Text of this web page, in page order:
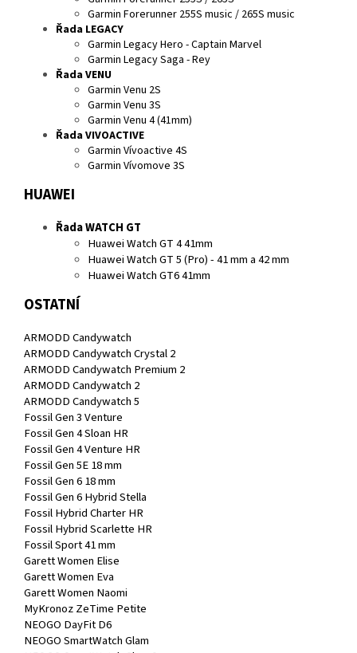
Garmin Forerunner 255S music / 265S music
Řada LEGACY
Garmin Legacy Hero - Captain Marvel
Garmin Legacy Saga - Rey
Řada VENU
Garmin Venu 2S
Garmin Venu 3S
Garmin Venu 4 (41mm)
Řada VIVOACTIVE
Garmin Vívoactive 4S
Garmin Vívomove 3S
HUAWEI
Řada WATCH GT
Huawei Watch GT 4 41mm
Huawei Watch GT 5 (Pro) - 41 mm a 42 mm
Huawei Watch GT6 41mm
OSTATNÍ
ARMODD Candywatch
ARMODD Candywatch Crystal 2
ARMODD Candywatch Premium 2
ARMODD Candywatch 2
ARMODD Candywatch 5
Fossil Gen 3 Venture
Fossil Gen 4 Sloan HR
Fossil Gen 4 Venture HR
Fossil Gen 5E 18 mm
Fossil Gen 6 18 mm
Fossil Gen 6 Hybrid Stella
Fossil Hybrid Charter HR
Fossil Hybrid Scarlette HR
Fossil Sport 41 mm
Garett Women Elise
Garett Women Eva
Garett Women Naomi
MyKronoz ZeTime Petite
NEOGO DayFit D6
NEOGO SmartWatch Glam